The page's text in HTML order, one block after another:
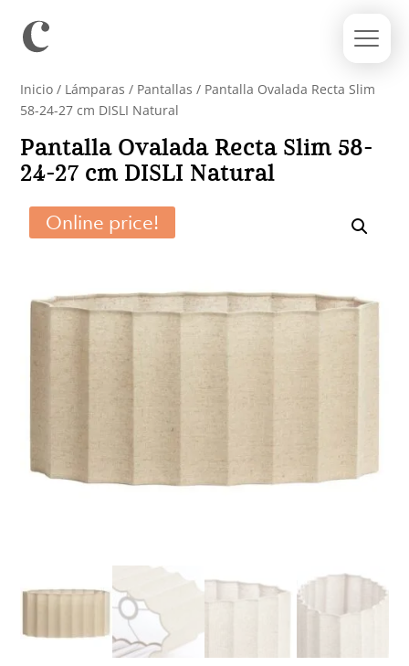
Inicio / Lámparas / Pantallas / Pantalla Ovalada Recta Slim
58-24-27 cm DISLI Natural
Pantalla Ovalada Recta Slim 58-
24-27 cm DISLI Natural
Online price!